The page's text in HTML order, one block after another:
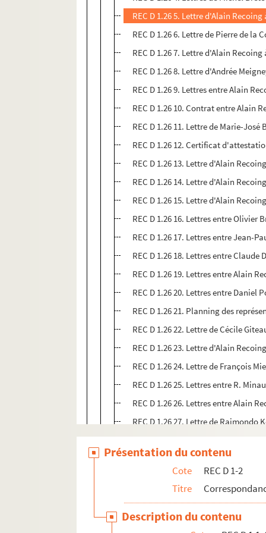
REC D 1.26 5. Lettre d'Alain
REC D 1.26 6. Lettre de Pierre de la
REC D 1.26 7. Lettre d'Alain
REC D 1.26 8. Lettre d'Andrée
REC D 1.26 9. Lettres entre Alain
REC D 1.26 10. Contrat entre Alain
REC D 1.26 11. Lettre de Marie-
REC D 1.26 12. Certificat
REC D 1.26 13. Lettre d'Alain
REC D 1.26 14. Lettre d'Alain
REC D 1.26 15. Lettre d'Alain
REC D 1.26 16. Lettres entre Olivier
REC D 1.26 17. Lettres entre Jean-
REC D 1.26 18. Lettres entre
REC D 1.26 19. Lettres entre Alain
REC D 1.26 20. Lettres entre Daniel
REC D 1.26 21. Planning des
REC D 1.26 22. Lettre de Cécile
REC D 1.26 23. Lettre d'Alain
REC D 1.26 24. Lettre de François
REC D 1.26 25. Lettres entre R.
REC D 1.26 26. Lettres entre Alain
REC D 1.26 27. Lettre de Raimondo
REC D 1.26 28. Lettre de Jacques
REC D 1.26 29. Brochure avec
REC D 1.26 30. Lettre et
REC D 1.26 31. Lettre d'Alain
REC D 1.26 32. Lettre d'Alain
Présentation du contenu
Cote
REC D 1-2
Titre
Description du contenu